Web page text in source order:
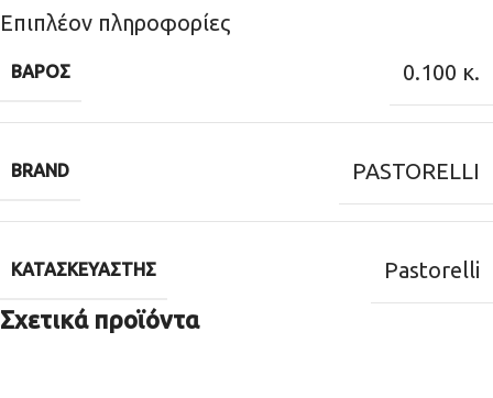
Επιπλέον πληροφορίες
ΒΆΡΟΣ 0.100 κ.
BRAND PASTORELLI
ΚΑΤΑΣΚΕΥΑΣΤΉΣ Pastorelli
Σχετικά προϊόντα